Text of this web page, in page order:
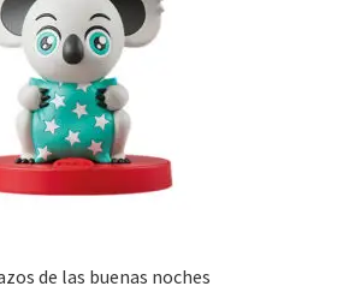
de las buenas noches